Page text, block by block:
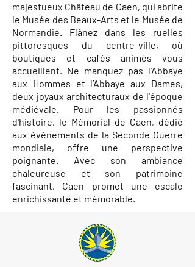
majestueux Château de Caen, qui abrite
le Musée des Beaux-Arts et le Musée de
Normandie. Flânez dans les ruelles
pittoresques du centre-ville, où
boutiques et cafés animés vous
accueillent. Ne manquez pas l’Abbaye
aux Hommes et l’Abbaye aux Dames,
deux joyaux architecturaux de l'époque
médiévale. Pour les passionnés
d'histoire, le Mémorial de Caen, dédié
aux événements de la Seconde Guerre
mondiale, offre une perspective
poignante. Avec son ambiance
chaleureuse et son patrimoine
fascinant, Caen promet une escale
enrichissante et mémorable.